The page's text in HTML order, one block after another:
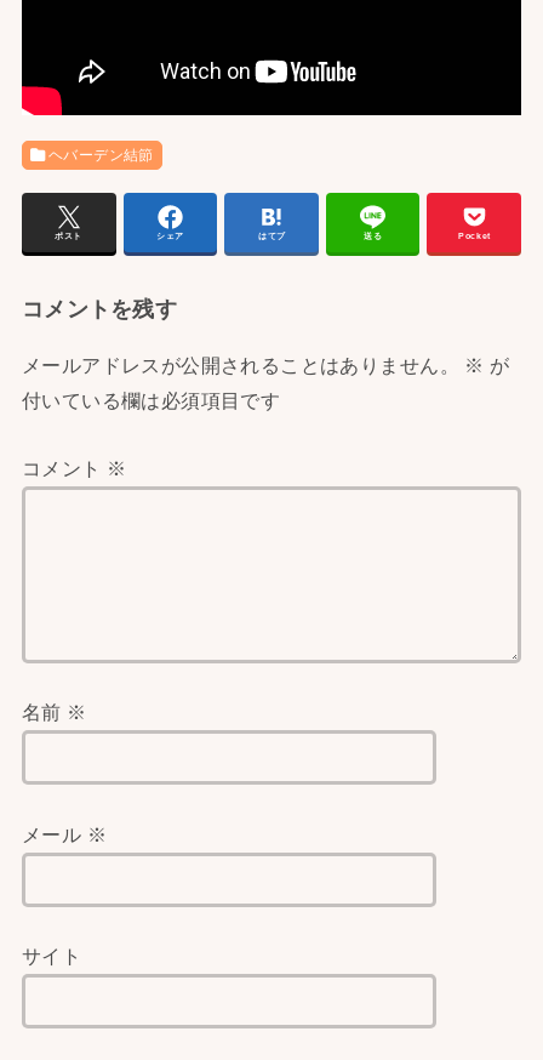
ヘバーデン結節
ポスト シェア はてブ 送る Pocket
コメントを残す
メールアドレスが公開されることはありません。 ※ が
付いている欄は必須項目です
コメント ※
名前 ※
メール ※
サイト